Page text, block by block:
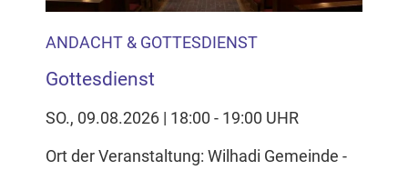
ANDACHT & GOTTESDIENST
Gottesdienst
SO., 09.08.2026 | 18:00 - 19:00 UHR
Ort der Veranstaltung: Wilhadi Gemeinde -